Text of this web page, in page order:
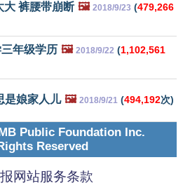
大 裤腰带崩断 🖼️ 2018/9/23 (479,266
年级学历 🖼️ 2018/9/22 (1,102,561
是娘家人儿 🖼️ 2018/9/21 (494,192次)
Public Foundation Inc.
Reserved
网站服务条款